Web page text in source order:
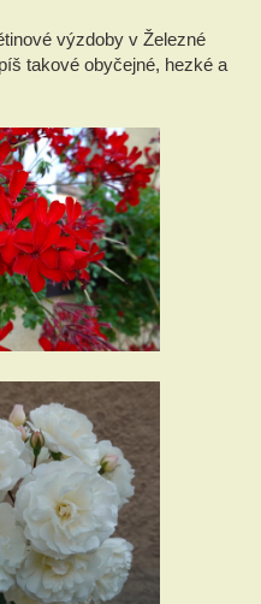
výzdoby v Železné
takové obyčejné, hezké a